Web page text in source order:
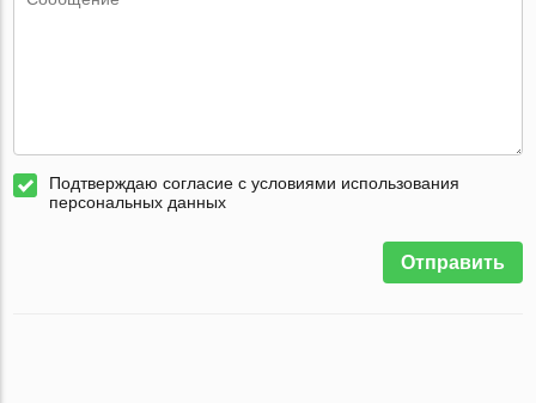
Подтверждаю согласие с условиями использования
персональных данных
Отправить